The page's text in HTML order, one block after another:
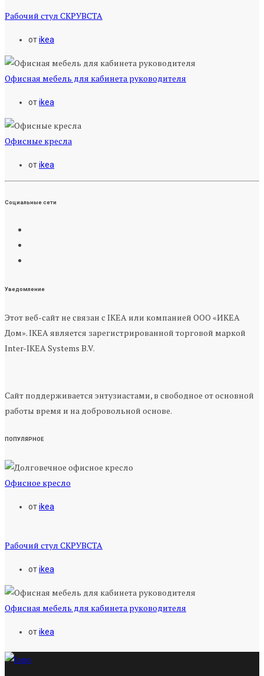
Рабочий стул СКРУВСТА
отikea
Офисная мебель для кабинета руководителя
отikea
Офисные кресла
отikea
Социальные сети
Уведомление
Этот веб-сайт не связан с IKEA или компанией ООО «ИКЕА
Дом». IKEA является зарегистрированной торговой маркой
Inter-IKEA Systems B.V.
Сайт поддерживается энтузиастами, в свободное от основной
работы время и на добровольной основе.
ПОПУЛЯРНОЕ
Офисное кресло
отikea
Рабочий стул СКРУВСТА
отikea
Офисная мебель для кабинета руководителя
отikea